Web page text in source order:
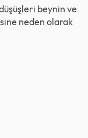
beynin ve
neden olarak